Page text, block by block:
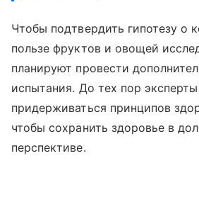
Чтобы подтвердить гипотезу о
пользе фруктов и овощей
планируют провести
испытания. До тех пор
придерживаться принципов
чтобы сохранить здоровье в
перспективе.